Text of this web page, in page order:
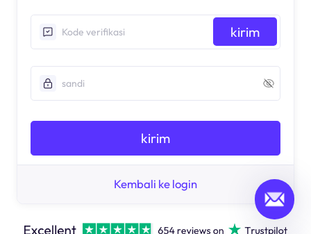
kirim
kirim
Kembali ke login